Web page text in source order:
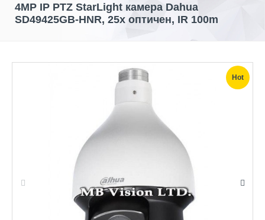
4MP IP PTZ StarLight камера Dahua
SD49425GB-HNR, 25x оптичен, IR 100m
Hot